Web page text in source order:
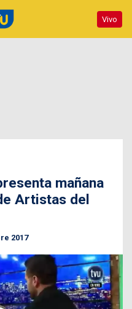
Vivo
mañana
Artistas del
2017